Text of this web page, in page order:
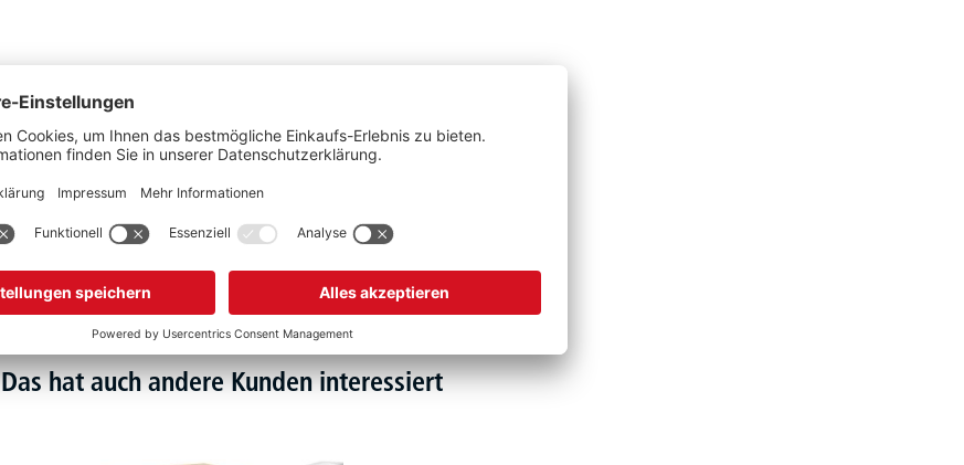
Schwarz
Das hat auch andere Kunden interessiert